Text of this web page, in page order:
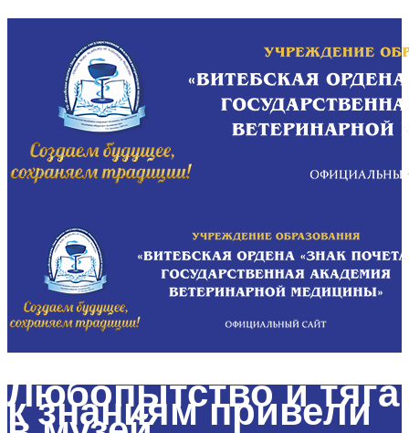
Любопытство и тяга
к знаниям привели